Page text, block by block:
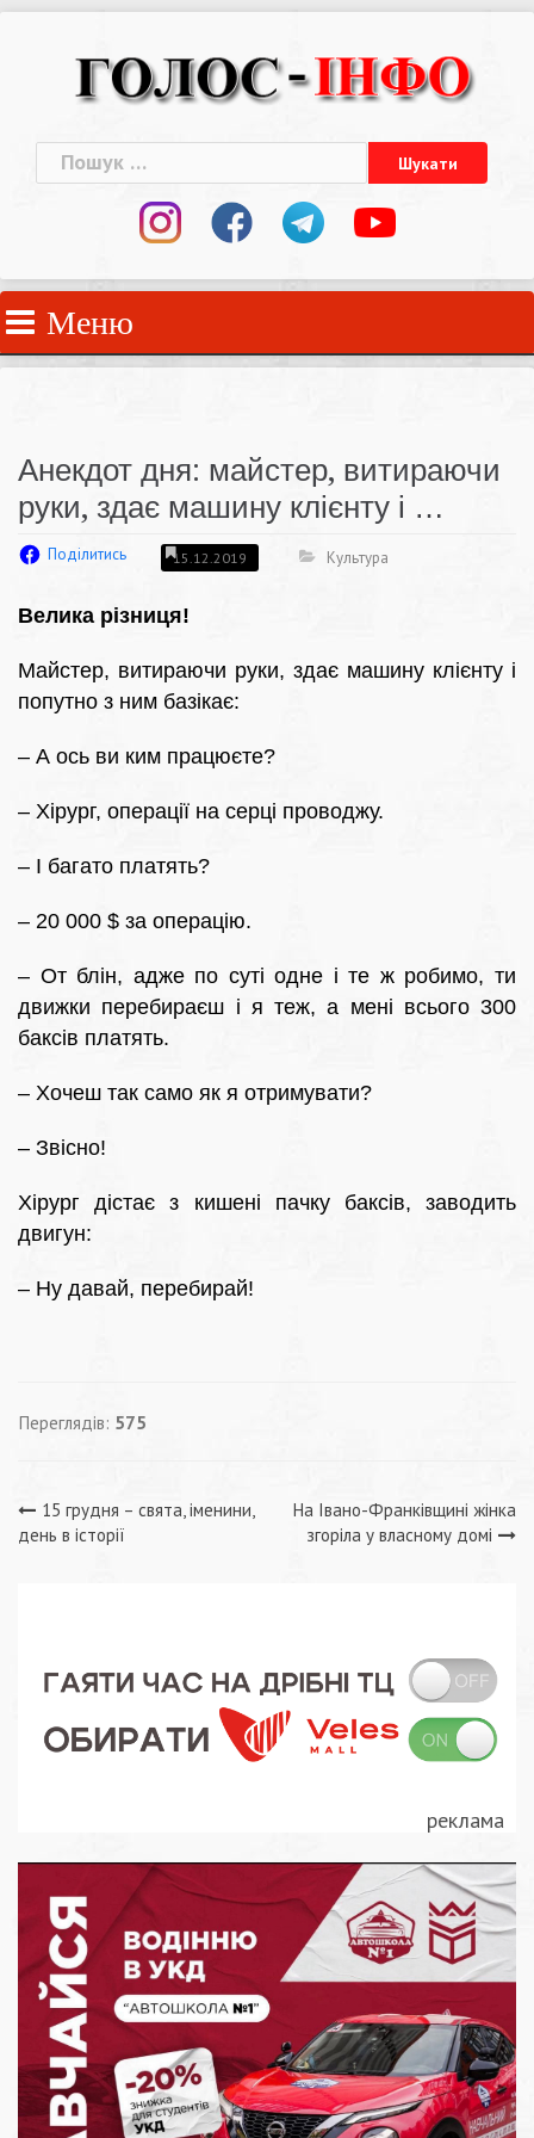
Пошук:
Меню
Анекдот дня: майстер, витираючи
руки, здає машину клієнту і …
Поділитись 15.12.2019 Культура
Велика різниця!
Майстер, витираючи руки, здає машину клієнту і
попутно з ним базікає:
– А ось ви ким працюєте?
– Хірург, операції на серці проводжу.
– І багато платять?
– 20 000 $ за операцію.
– От блін, адже по суті одне і те ж робимо, ти
движки перебираєш і я теж, а мені всього 300
баксів платять.
– Хочеш так само як я отримувати?
– Звісно!
Хірург дістає з кишені пачку баксів, заводить
двигун:
– Ну давай, перебирай!
Переглядів: 575
Навігація
15 грудня – свята, іменини,
день в історії
На Івано-Франківщині жінка
згоріла у власному домі